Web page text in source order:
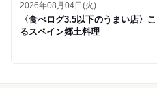
2026年08月04日(火)
〈食べログ3.5以下のうまい店〉
るスペイン郷土料理